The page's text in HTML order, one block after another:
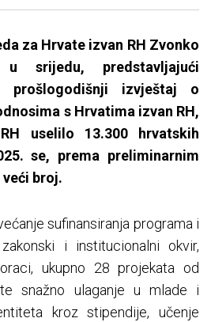
za Hrvate izvan RH Zvonko
srijedu, predstavljajući
prošlogodišnji izvještaj o
s Hrvatima izvan RH,
uselilo 13.300 hrvatskih
se, prema preliminarnim
broj.
sufinansiranja programa i
i institucionalni okvir,
ukupno 28 projekata od
snažno ulaganje u mlade i
kroz stipendije, učenje